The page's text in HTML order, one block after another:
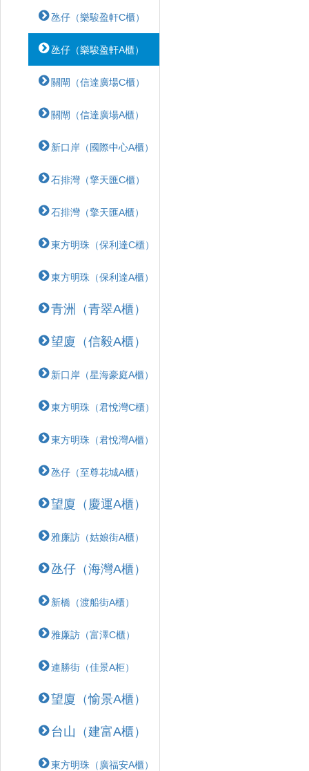
氹仔（樂駿盈軒C櫃）
氹仔（樂駿盈軒A櫃）
關閘（信達廣場C櫃）
關閘（信達廣場A櫃）
新口岸（國際中心A櫃）
石排灣（擎天匯C櫃）
石排灣（擎天匯A櫃）
東方明珠（保利達C櫃）
東方明珠（保利達A櫃）
青洲（青翠A櫃）
望廈（信毅A櫃）
新口岸（星海豪庭A櫃）
東方明珠（君悅灣C櫃）
東方明珠（君悅灣A櫃）
氹仔（至尊花城A櫃）
望廈（慶運A櫃）
雅廉訪（姑娘街A櫃）
氹仔（海灣A櫃）
新橋（渡船街A櫃）
雅廉訪（富澤C櫃）
連勝街（佳景A柜）
望廈（愉景A櫃）
台山（建富A櫃）
東方明珠（廣福安A櫃）